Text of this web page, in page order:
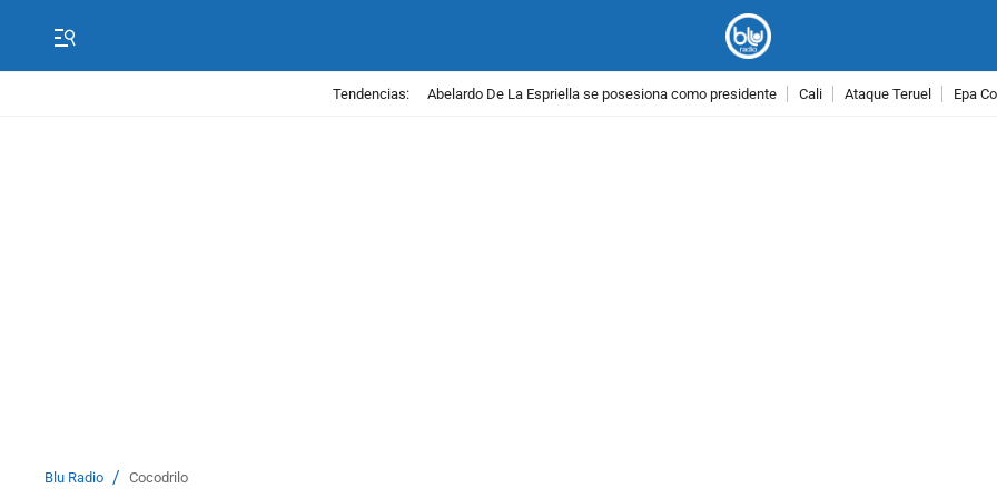
Tendencias: Abelardo De La Espriella se posesiona como presidente Cali Ataque Teruel Epa
Blu Radio / Cocodrilo